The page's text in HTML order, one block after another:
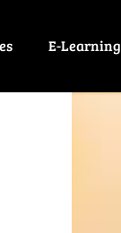
E-Learning